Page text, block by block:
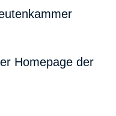
Homepage der